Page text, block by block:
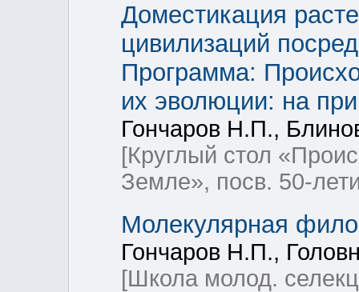
Доместикация
цивилизаций
Программа:
их эволюции: на
Гончаров Н.П.,
[Круглый стол
Земле», посв. 50-
Молекулярная
Гончаров Н.П.,
[Школа молод.